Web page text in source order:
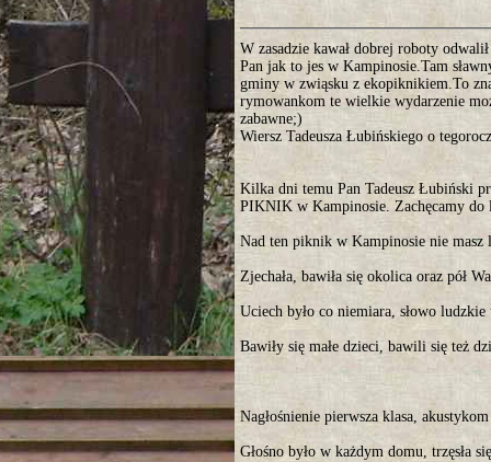
W zasadzie kawał dobrej roboty
Pan jak to jes w Kampinosie.Tam
gminy w zwiąsku z ekopiknikiem.To
rymowankom te wielkie wydarzenie
zabawne;)
Wiersz Tadeusza Łubińskiego o
Kilka dni temu Pan Tadeusz Łubiński
PIKNIK w Kampinosie. Zachęcamy do
Nad ten piknik w Kampinosie nie masz
Zjechała, bawiła się okolica oraz pół
Uciech było co niemiara, słowo
Bawiły się małe dzieci, bawili się też
Nagłośnienie pierwsza klasa, akustykom
Głośno było w każdym domu, trzęsła